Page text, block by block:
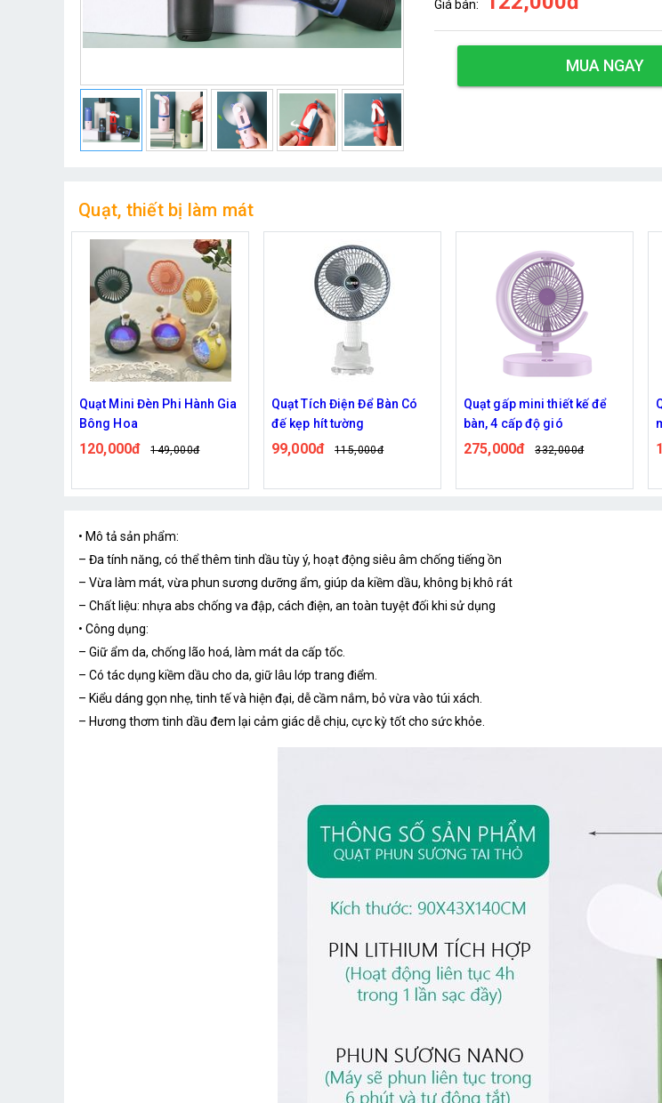
Giá bán:
MUA NGAY
Quạt, thiết bị làm mát
Quạt Tích Điện Để Bàn Có
đế kẹp hít tường
99,000đ 115,000đ
Quạt gấp mini thiết kế để
bàn, 4 cấp độ gió
275,000đ 332,000đ
Quạt đeo cổ và cầm tay
mini làm mát
136,000đ 163,000đ
• Mô tả sản phẩm:
– Đa tính năng, có thể thêm tinh dầu tùy ý, hoạt động siêu âm chống tiếng ồn
– Vừa làm mát, vừa phun sương dưỡng ẩm, giúp da kiềm dầu, không bị khô rát
– Chất liệu: nhựa abs chống va đập, cách điện, an toàn tuyệt đối khi sử dụng
• Công dụng:
– Giữ ẩm da, chống lão hoá, làm mát da cấp tốc.
– Có tác dụng kiềm dầu cho da, giữ lâu lớp trang điểm.
– Kiểu dáng gọn nhẹ, tinh tế và hiện đại, dễ cầm nắm, bỏ vừa vào túi xách.
– Hương thơm tinh dầu đem lại cảm giác dễ chịu, cực kỳ tốt cho sức khỏe.